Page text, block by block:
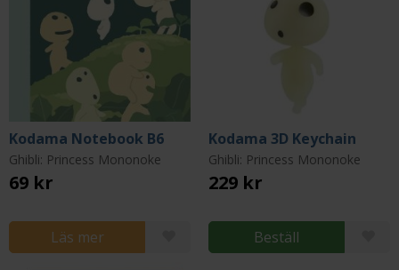
Kodama Notebook B6
Ghibli: Princess Mononoke
69 kr
Läs mer
Kodama 3D Keychain
Ghibli: Princess Mononoke
229 kr
Beställ